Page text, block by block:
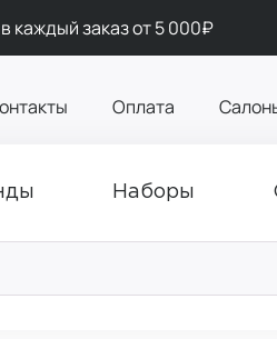
каждый заказ от 5 000₽
Оплата
Наборы